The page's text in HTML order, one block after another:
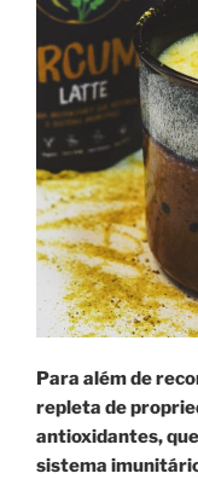
Para além de
repleta de
antioxidantes,
sistema